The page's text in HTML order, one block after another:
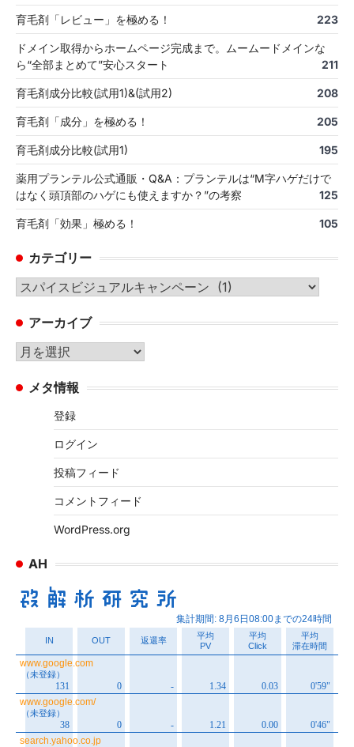
育毛剤「レビュー」を極める！ 223
ドメイン取得からホームページ完成まで。ムームードメインな
ら“全部まとめて”安心スタート
211
育毛剤成分比較(試用1)&(試用2) 208
育毛剤「成分」を極める！ 205
育毛剤成分比較(試用1) 195
薬用プランテル公式通販・Q&A：プランテルは“M字ハゲだけで
はなく頭頂部のハゲにも使えますか？”の考察
125
育毛剤「効果」極める！ 105
カテゴリー
カ
ゴ
リ
ー
アーカイブ
ア
カ メタ情報
登録
ログイン
投稿フィード
コメントフィード
WordPress.org
AH